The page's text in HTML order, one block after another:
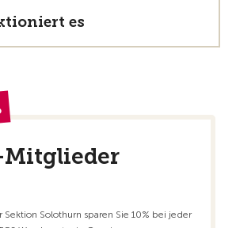
es
Mitglieder
Solothurn sparen Sie 10% bei jeder